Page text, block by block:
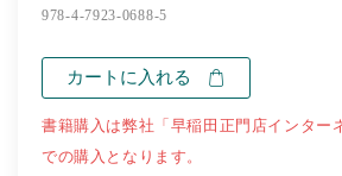
978-4-7923-0688-5
カートに入れる
書籍購入は弊社「早稲田正門店インター
での購入となります。